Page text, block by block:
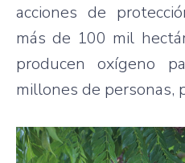
acciones de
más de 100 mil
producen oxígeno
millones de personas,